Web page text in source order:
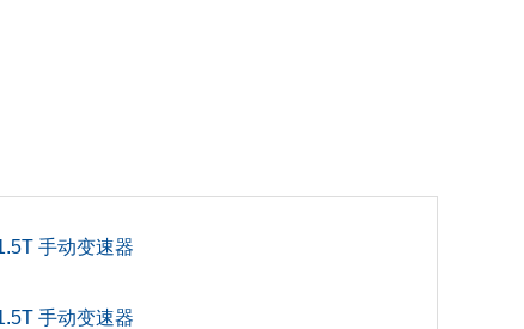
手动变速器
手动变速器